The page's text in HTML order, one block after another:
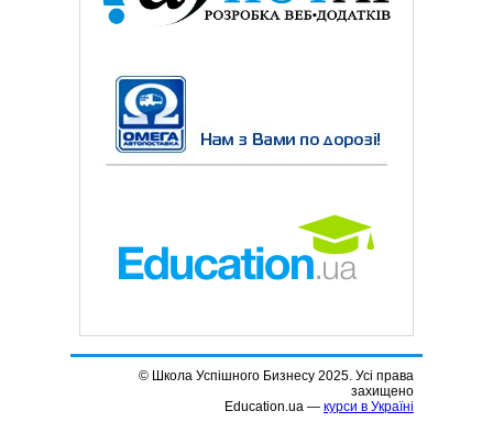
© Школа Успішного Бизнесу 2025. Усі права
захищено
Education.ua — курси в Україні